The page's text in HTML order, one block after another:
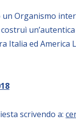
Organismo
ed America
scrivendo a: